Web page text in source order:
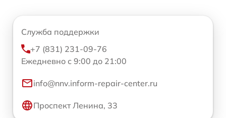
Служба поддержки
+7 (831) 231-09-76
Ежедневно с 9:00 до 21:00
info@nnv.inform-repair-center.ru
Проспект Ленина, 33